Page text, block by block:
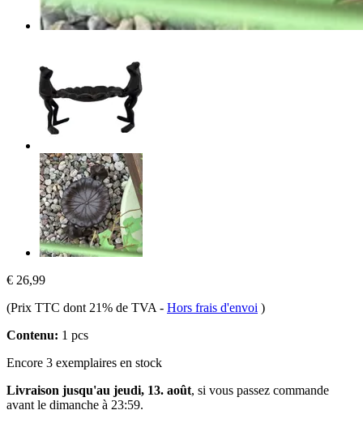
€ 26,99
(Prix TTC dont 21% de TVA - Hors frais d'envoi )
Contenu: 1 pcs
Encore 3 exemplaires en stock
Livraison jusqu'au jeudi, 13. août, si vous passez commande
avant le dimanche à 23:59.